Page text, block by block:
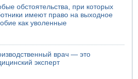
в стрельбе по
на местности
обстоятельства, при которых
имеют право на выходное
как уволенные
врач — это
эксперт